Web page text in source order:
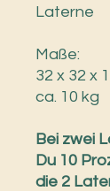
Laterne
Maße:
32 x 32 x
ca. 10 kg
Bei zwei
Du 10
die 2